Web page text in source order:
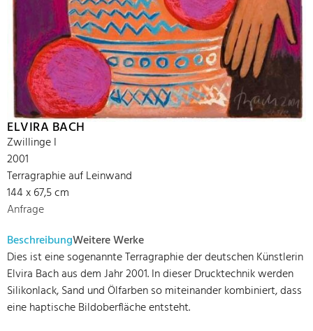
ELVIRA BACH
Zwillinge I
2001
Terragraphie auf Leinwand
144 x 67,5 cm
Anfrage
BeschreibungWeitere Werke
Dies ist eine sogenannte Terragraphie der deutschen Künstlerin
Elvira Bach aus dem Jahr 2001. In dieser Drucktechnik werden
Silikonlack, Sand und Ölfarben so miteinander kombiniert, dass
eine haptische Bildoberfläche entsteht.